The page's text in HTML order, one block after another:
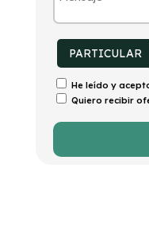
5,8l/100km
PARTICULAR
He leído y
Quiero recibir